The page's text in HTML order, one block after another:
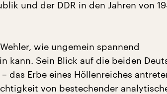
und der DDR in den Jahren von
wie ungemein spannend
kann. Sein Blick auf die beiden
das Erbe eines Höllenreiches
von bestechender